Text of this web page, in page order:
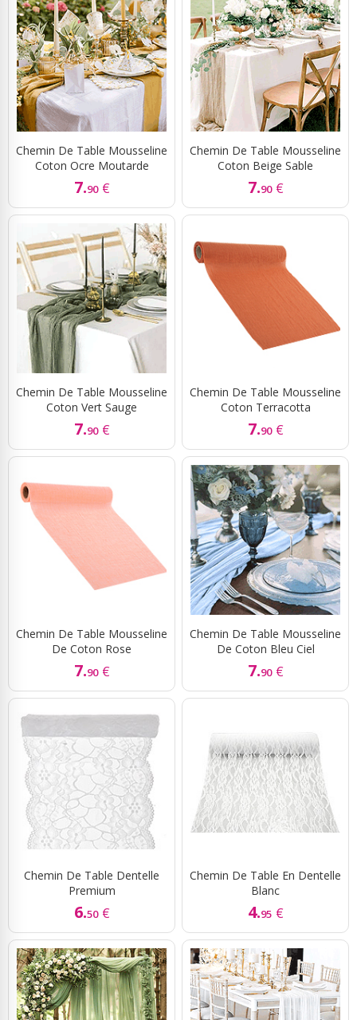
Chemin De Table Mousseline
Coton Ocre Moutarde
7.90 €
Chemin De Table Mousseline
Coton Beige Sable
7.90 €
Chemin De Table Mousseline
Coton Vert Sauge
7.90 €
Chemin De Table Mousseline
Coton Terracotta
7.90 €
Chemin De Table Mousseline
De Coton Rose
7.90 €
Chemin De Table Mousseline
De Coton Bleu Ciel
7.90 €
Chemin De Table Dentelle
Premium
6.50 €
Chemin De Table En Dentelle
Blanc
4.95 €